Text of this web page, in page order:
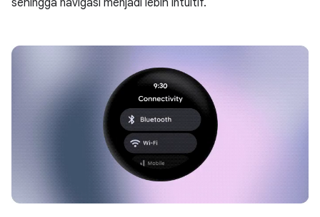
sehingga navigasi menjadi lebih intuitif.